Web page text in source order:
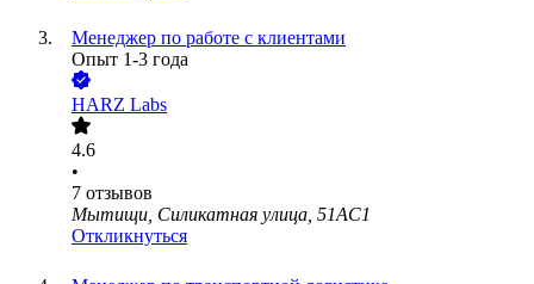
Менеджер по работе с клиентами
Опыт 1-3 года
HARZ Labs
4.6
•
7 отзывов
Мытищи, Силикатная улица, 51АС1
Откликнуться